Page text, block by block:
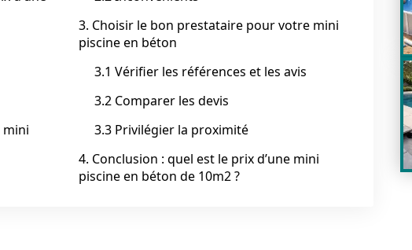
mini
3. Choisir le bon prestataire pour votre mini
piscine en béton
3.1 Vérifier les références et les avis
3.2 Comparer les devis
3.3 Privilégier la proximité
4. Conclusion : quel est le prix d’une mini
piscine en béton de 10m2 ?